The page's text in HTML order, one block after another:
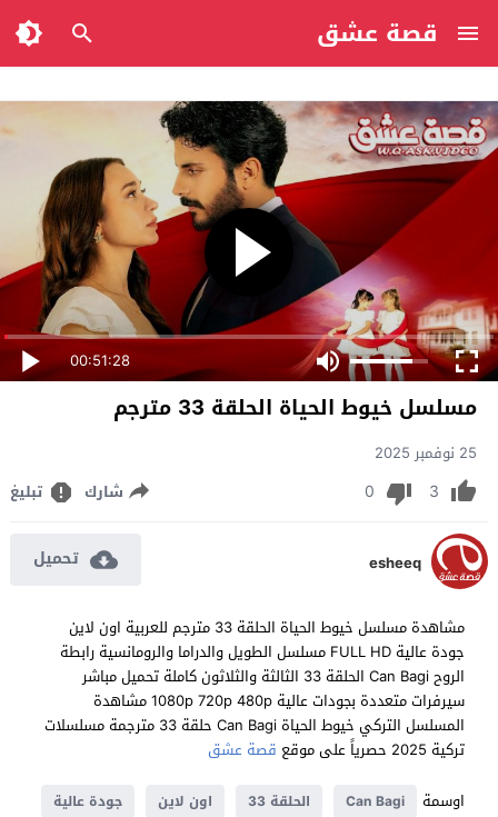
قصة عشق
00:51:28
مسلسل خيوط الحياة الحلقة 33 مترجم
25 نوفمبر 2025
3
0 شارك تبليغ
esheeq تحميل
مشاهدة مسلسل خيوط الحياة الحلقة 33 مترجم للعربية اون لاين
جودة عالية FULL HD مسلسل الطويل والدراما والرومانسية رابطة
الروح Can Bagi الحلقة 33 الثالثة والثلاثون كاملة تحميل مباشر
سيرفرات متعددة بجودات عالية 1080p 720p 480p مشاهدة
المسلسل التركي خيوط الحياة Can Bagi حلقة 33 مترجمة مسلسلات
تركية 2025 حصرياً على موقع
قصة عشق
اوسمة
Can Bagi الحلقة 33 اون لاين
جودة عالية